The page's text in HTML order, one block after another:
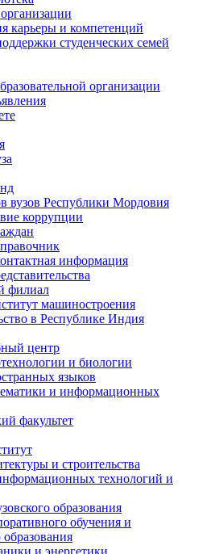
карьеры и компетенций
студенческих семей
организации
вузов Республики Мордовия
коррупции
информация
филиал
машиностроения
в Республике Индия
центр
и биологии
языков
и информационных
факультет
и строительства
технологий и
образования
обучения и
и энергетики